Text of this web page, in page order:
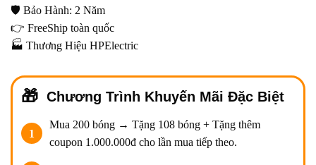
🛡️ Bảo Hành: 2 Năm
👉 FreeShip toàn quốc
🏭 Thương Hiệu HPElectric
Chương Trình Khuyến Mãi Đặc Biệt
1
Mua 200 bóng → Tặng 108 bóng + Tặng thêm
coupon 1.000.000đ cho lần mua tiếp theo.